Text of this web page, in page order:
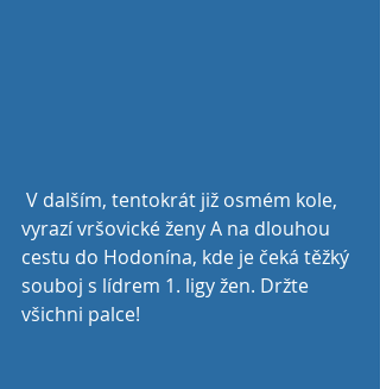
vyrazí vršovické ženy A na dlouhou
cestu do Hodonína, kde je čeká těžký
souboj s lídrem 1. ligy žen. Držte
všichni palce!